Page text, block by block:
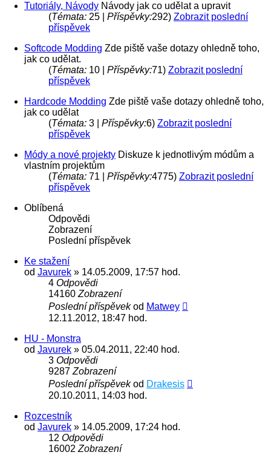
Tutoriály, Návody Návody jak co udělat a upravit
(Témata: 25 | Příspěvky:292) Zobrazit poslední
příspěvek
Softcode Modding Zde piště vaše dotazy ohledně toho,
jak co udělat.
(Témata: 10 | Příspěvky:71) Zobrazit poslední
příspěvek
Hardcode Modding Zde piště vaše dotazy ohledně toho,
jak co udělat
(Témata: 3 | Příspěvky:6) Zobrazit poslední
příspěvek
Módy a nové projekty Diskuze k jednotlivým módům a
vlastním projektům
(Témata: 71 | Příspěvky:4775) Zobrazit poslední
příspěvek
Oblíbená
Odpovědi
Zobrazení
Poslední příspěvek
Ke stažení
od Javurek » 14.05.2009, 17:57 hod.
4 Odpovědi
14160 Zobrazení
Poslední příspěvekod Matwey
12.11.2012, 18:47 hod.
HU - Monstra
od Javurek » 05.04.2011, 22:40 hod.
3 Odpovědi
9287 Zobrazení
Poslední příspěvekod Drakesis
20.10.2011, 14:03 hod.
Rozcestník
od Javurek » 14.05.2009, 17:24 hod.
12 Odpovědi
16002 Zobrazení